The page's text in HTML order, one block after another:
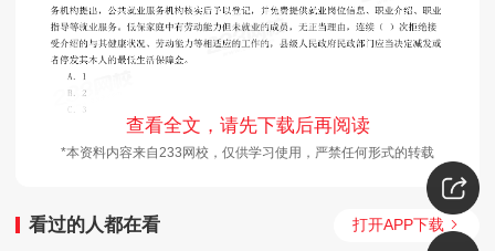
查看全文，请先下载后再阅读
*本资料内容来自233网校，仅供学习使用，严禁任何形式的转载
看过的人都在看 打开APP下载